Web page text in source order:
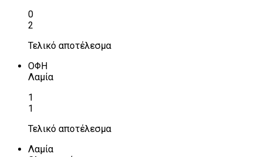
0
2
Τελικό αποτέλεσμα
ΟΦΗ
Λαμία
1
1
Τελικό αποτέλεσμα
Λαμία